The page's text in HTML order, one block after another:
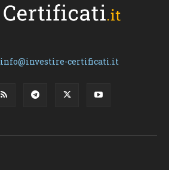
info@investire-certificati.it